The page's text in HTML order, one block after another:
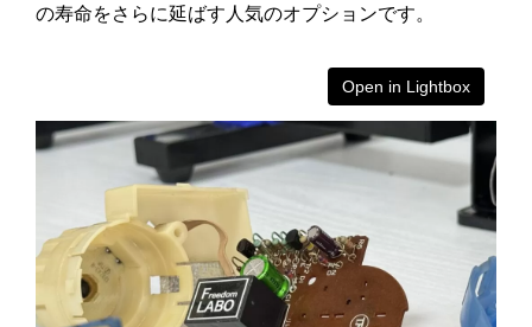
の寿命をさらに延ばす人気のオプションです。
Open in Lightbox